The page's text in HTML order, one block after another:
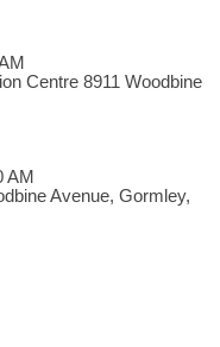
Centre 8911 Woodbine
AM
Avenue, Gormley,